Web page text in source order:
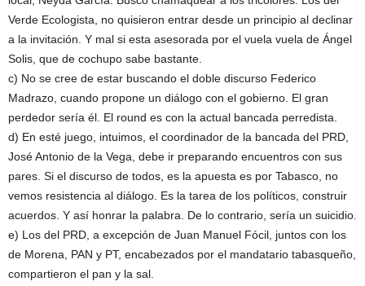
Verde Ecologista, no quisieron entrar desde un principio al declinar
a la invitación. Y mal si esta asesorada por el vuela vuela de Ángel
Solis, que de cochupo sabe bastante.
c) No se cree de estar buscando el doble discurso Federico
Madrazo, cuando propone un diálogo con el gobierno. El gran
perdedor sería él. El round es con la actual bancada perredista.
d) En esté juego, intuimos, el coordinador de la bancada del PRD,
José Antonio de la Vega, debe ir preparando encuentros con sus
pares. Si el discurso de todos, es la apuesta es por Tabasco, no
vemos resistencia al diálogo. Es la tarea de los políticos, construir
acuerdos. Y así honrar la palabra. De lo contrario, sería un suicidio.
e) Los del PRD, a excepción de Juan Manuel Fócil, juntos con los
de Morena, PAN y PT, encabezados por el mandatario tabasqueño,
compartieron el pan y la sal.